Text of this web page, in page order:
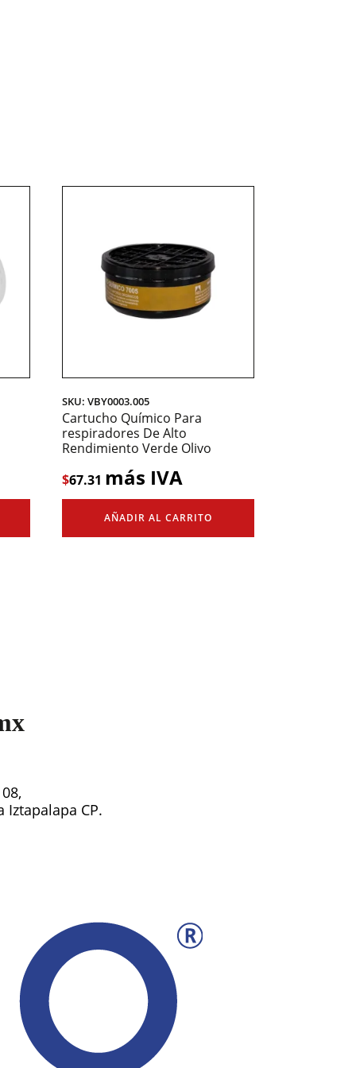
SKU: VBY0003.005
Cartucho Químico Para
respiradores De Alto
Rendimiento Verde Olivo
$67.31 más IVA
AÑADIR AL CARRITO
Iztapalapa CP.